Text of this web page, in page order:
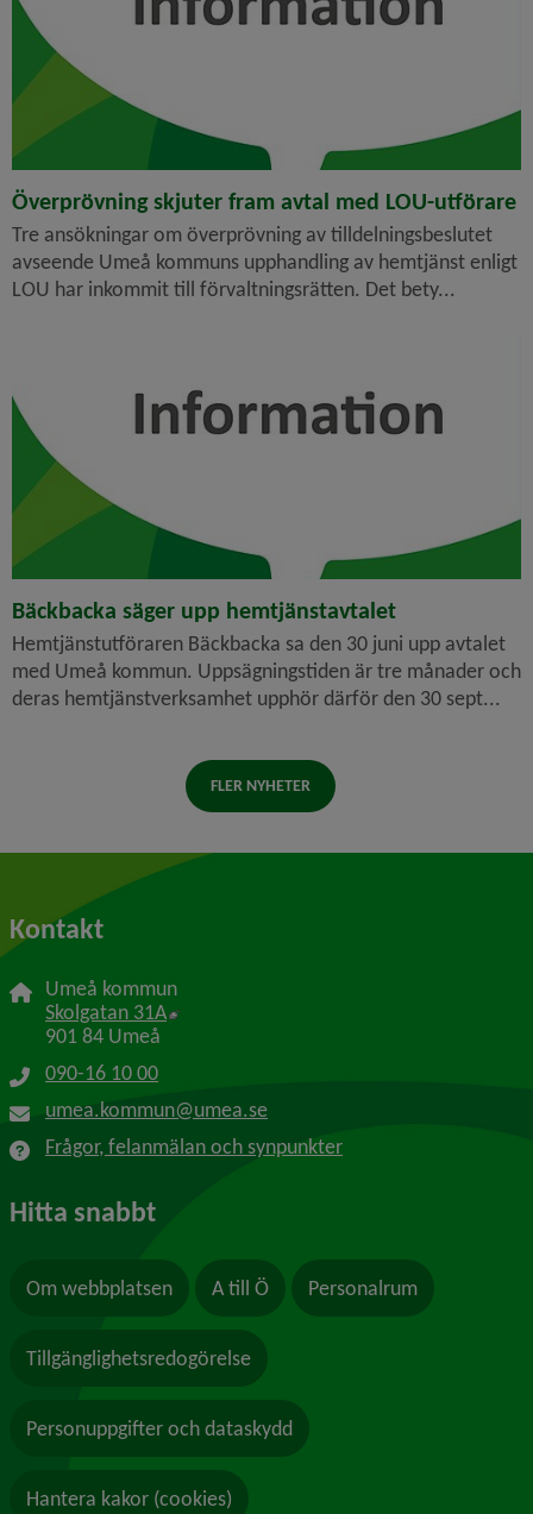
Överprövning skjuter fram avtal med LOU-utförare
Tre ansökningar om överprövning av tilldelningsbeslutet
avseende Umeå kommuns upphandling av hemtjänst enligt
LOU har inkommit till förvaltningsrätten. Det bety...
Bäckbacka säger upp hemtjänstavtalet
Hemtjänstutföraren Bäckbacka sa den 30 juni upp avtalet
med Umeå kommun. Uppsägningstiden är tre månader och
deras hemtjänstverksamhet upphör därför den 30 sept...
FLER NYHETER
Kontakt
Umeå kommun
Skolgatan 31A Länk till annan webbplats, öppnas i nytt
901 84 Umeå
090-16 10 00
umea.kommun@umea.se
Frågor, felanmälan och synpunkter
Hitta snabbt
Om webbplatsen A till Ö Personalrum
Tillgänglighetsredogörelse
Personuppgifter och dataskydd
Hantera kakor (cookies)